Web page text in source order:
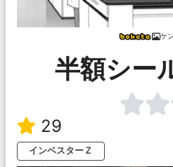
ケン
半額シー
29
インベスターＺ